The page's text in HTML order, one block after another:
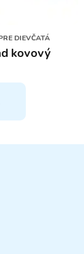
DIEVČATÁ
kovový